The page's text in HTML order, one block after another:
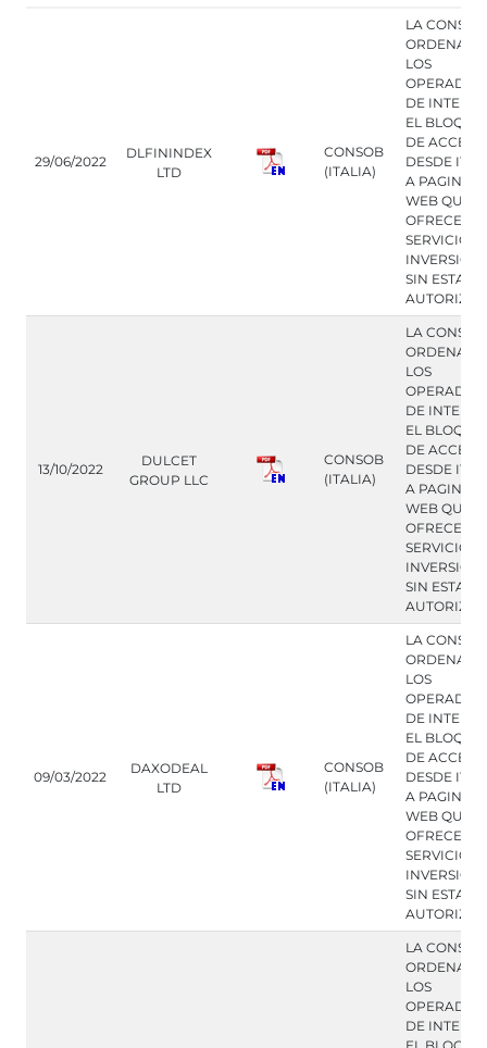
29/06/2022
DLFININDEX
LTD
CONSOB
(ITALIA)
LA CONSOB
ORDENA A
LOS
DE
EL
DE ACCESO
DESDE
A PAGINAS
WEB QUE
OFRECEN
SERVICIOS
INVERSION
SIN ESTAR
13/10/2022
DULCET
GROUP LLC
CONSOB
(ITALIA)
LA CONSOB
ORDENA A
LOS
DE
EL
DE ACCESO
DESDE
A PAGINAS
WEB QUE
OFRECEN
SERVICIOS
INVERSION
SIN ESTAR
09/03/2022
DAXODEAL
LTD
CONSOB
(ITALIA)
LA CONSOB
ORDENA A
LOS
DE
EL
DE ACCESO
DESDE
A PAGINAS
WEB QUE
OFRECEN
SERVICIOS
INVERSION
SIN ESTAR
LA CONSOB
ORDENA A
LOS
DE